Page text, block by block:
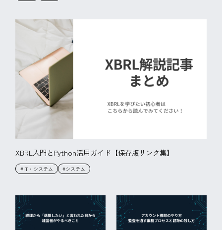
XBRL入門とPython活用ガイド【保存版リンク集】
#IT・システム #システム